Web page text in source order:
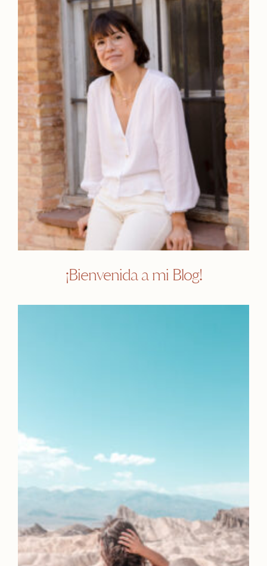
¡Bienvenida a mi Blog!